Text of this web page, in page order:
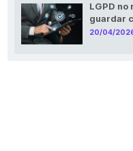
LGPD
guardar
20/04/